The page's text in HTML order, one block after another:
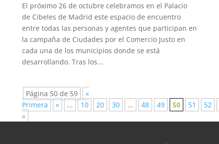
El próximo 26 de octubre celebramos en el Palacio
de Cibeles de Madrid este espacio de encuentro
entre todas las personas y agentes que participan en
la campaña de Ciudades por el Comercio Justo en
cada una de los municipios donde se está
desarrollando. Tras los...
Página 50 de 59
«
Primera
« ... 10 20 30 ... 48 49 50 51
52
»